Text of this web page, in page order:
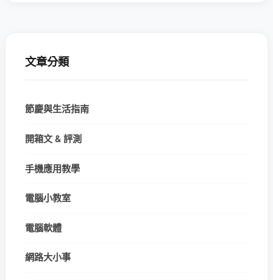
文章分類
節慶與生活指南
開箱文 & 評測
手機應用教學
電腦小教室
電腦軟體
網路大小事